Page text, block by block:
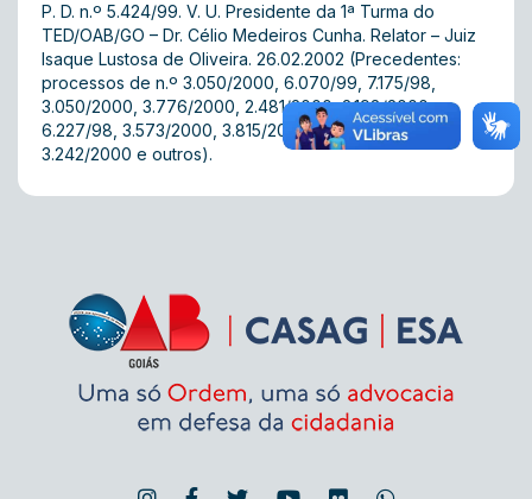
P. D. n.º 5.424/99. V. U. Presidente da 1ª Turma do
TED/OAB/GO – Dr. Célio Medeiros Cunha. Relator – Juiz
Isaque Lustosa de Oliveira. 26.02.2002 (Precedentes:
processos de n.º 3.050/2000, 6.070/99, 7.175/98,
3.050/2000, 3.776/2000, 2.481/2000, 2.198/2000,
6.227/98, 3.573/2000, 3.815/2000, 3.683/2000,
3.242/2000 e outros).